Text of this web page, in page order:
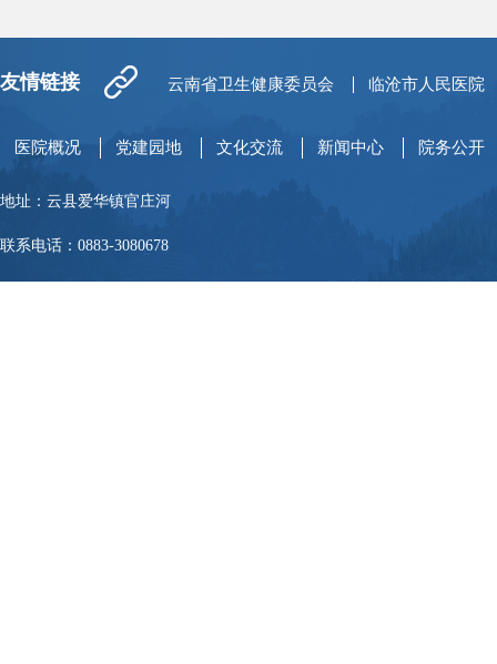
友情链接 云南省卫生健康委员会 临沧市人民医院
医院概况 党建园地 文化交流 新闻中心 院务公开
地址：云县爱华镇官庄河
联系电话：0883-3080678